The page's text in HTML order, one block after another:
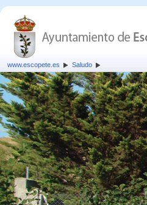
www.escopete.es Saludo